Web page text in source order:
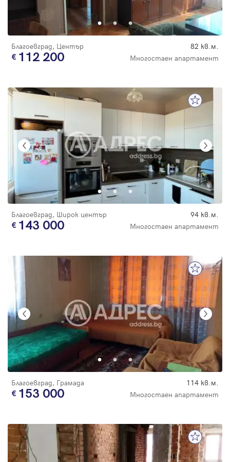
Благоевград, Център 82 кв.м.
112 200 Многостаен апартамент
Благоевград, Широк център 94 кв.м.
143 000 Многостаен апартамент
Благоевград, Грамада 114 кв.м.
153 000 Многостаен апартамент
Парола
Забравена парола